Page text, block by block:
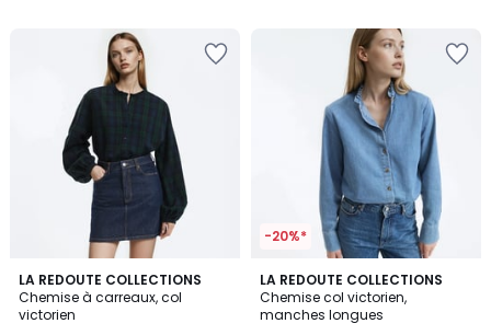
LA REDOUTE COLLECTIONS
Chemise à carreaux, col
victorien
4
/
5
-20%*
LA REDOUTE COLLECTIONS
Chemise col victorien,
manches longues
4,6
/ 5
3
Couleurs